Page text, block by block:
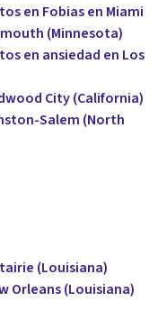
en Fobias en Miami
(Minnesota)
en ansiedad en Los
City (California)
Salem (North
(Louisiana)
Orleans (Louisiana)